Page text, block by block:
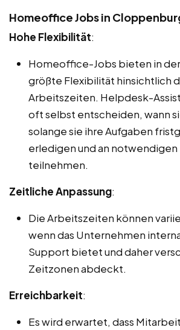
Homeoffice Jobs in
Hohe Flexibilität:
Homeoffice-Jobs bieten in
größte Flexibilität hinsichtlich
Arbeitszeiten. Helpdesk-
oft selbst entscheiden, wann
solange sie ihre Aufgaben
erledigen und an
teilnehmen.
Zeitliche Anpassung:
Die Arbeitszeiten können
wenn das Unternehmen
Support bietet und daher
Zeitzonen abdeckt.
Erreichbarkeit:
Es wird erwartet, dass